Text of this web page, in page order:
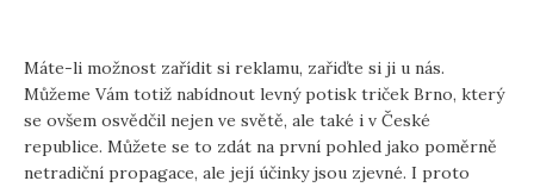
Máte-li možnost zařídit si reklamu, zařiďte si ji u nás.
Můžeme Vám totiž nabídnout levný potisk triček Brno, který
se ovšem osvědčil nejen ve světě, ale také i v České
republice. Můžete se to zdát na první pohled jako poměrně
netradiční propagace, ale její účinky jsou zjevné. I proto